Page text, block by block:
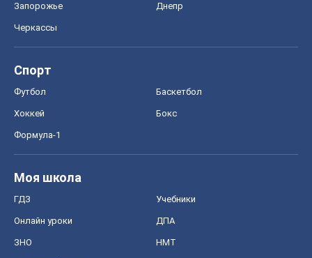
Запорожье Днепр
Черкассы
Спорт
Футбол Баскетбол
Хоккей Бокс
Формула-1
Моя школа
ГДЗ Учебники
Онлайн уроки ДПА
ЗНО НМТ